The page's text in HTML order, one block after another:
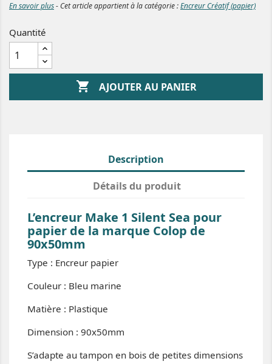
En savoir plus- Cet article appartient à la catégorie :Encreur Créatif (papier)
Quantité
 AJOUTER AU PANIER
Description
Détails du produit
L’encreur Make 1 Silent Sea pour
papier de la marque Colop de
90x50mm
Type : Encreur papier
Couleur : Bleu marine
Matière : Plastique
Dimension : 90x50mm
S’adapte au tampon en bois de petites dimensions